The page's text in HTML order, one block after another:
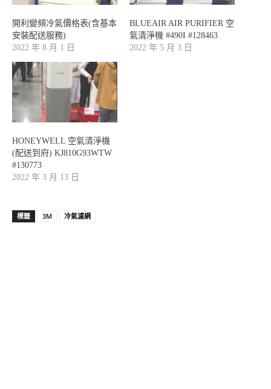
開利變頻冷氣價格表(含基本
安裝配送服務)
2022 年 8 月 1 日
BLUEAIR AIR PURIFIER 空
氣清淨機 #490I #128463
2022 年 5 月 3 日
HONEYWELL 空氣清淨機
(配送到府) KJ810G93WTW
#130773
2022 年 3 月 13 日
標籤 3M 冷氣濾網